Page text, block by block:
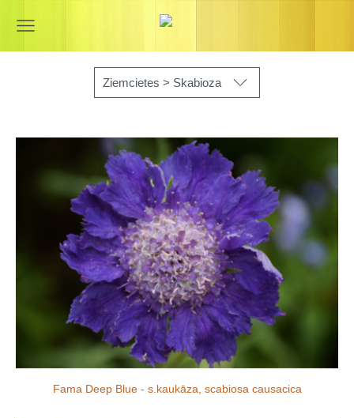
Ziemcietes > Skabioza
Fama Deep Blue - s.kaukāza, scabiosa causacica